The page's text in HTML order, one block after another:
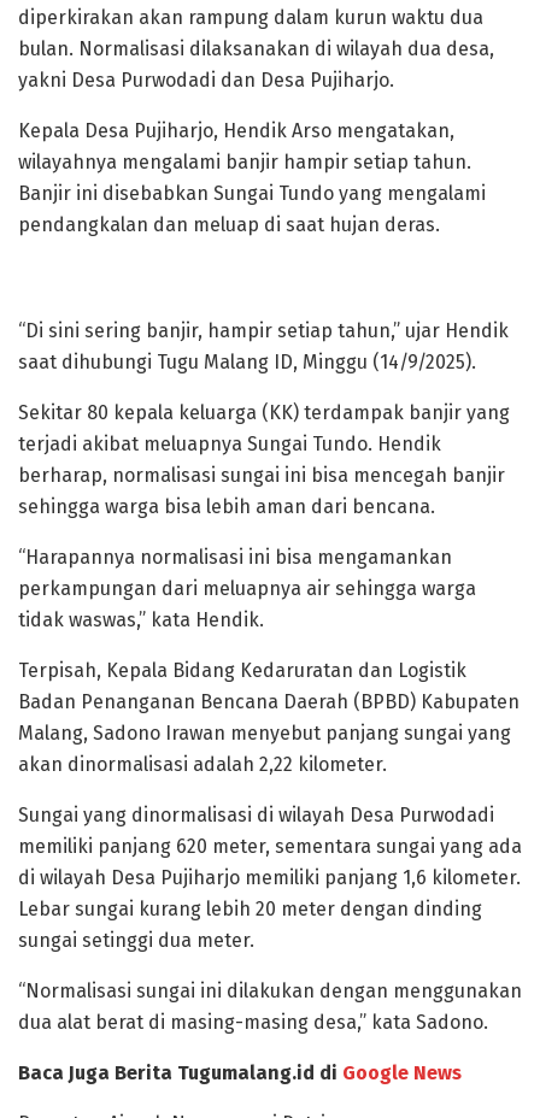
diperkirakan akan rampung dalam kurun waktu dua
bulan. Normalisasi dilaksanakan di wilayah dua desa,
yakni Desa Purwodadi dan Desa Pujiharjo.
Kepala Desa Pujiharjo, Hendik Arso mengatakan,
wilayahnya mengalami banjir hampir setiap tahun.
Banjir ini disebabkan Sungai Tundo yang mengalami
pendangkalan dan meluap di saat hujan deras.
“Di sini sering banjir, hampir setiap tahun,” ujar Hendik
saat dihubungi Tugu Malang ID, Minggu (14/9/2025).
Sekitar 80 kepala keluarga (KK) terdampak banjir yang
terjadi akibat meluapnya Sungai Tundo. Hendik
berharap, normalisasi sungai ini bisa mencegah banjir
sehingga warga bisa lebih aman dari bencana.
“Harapannya normalisasi ini bisa mengamankan
perkampungan dari meluapnya air sehingga warga
tidak waswas,” kata Hendik.
Terpisah, Kepala Bidang Kedaruratan dan Logistik
Badan Penanganan Bencana Daerah (BPBD) Kabupaten
Malang, Sadono Irawan menyebut panjang sungai yang
akan dinormalisasi adalah 2,22 kilometer.
Sungai yang dinormalisasi di wilayah Desa Purwodadi
memiliki panjang 620 meter, sementara sungai yang ada
di wilayah Desa Pujiharjo memiliki panjang 1,6 kilometer.
Lebar sungai kurang lebih 20 meter dengan dinding
sungai setinggi dua meter.
“Normalisasi sungai ini dilakukan dengan menggunakan
dua alat berat di masing-masing desa,” kata Sadono.
Baca Juga Berita Tugumalang.id di Google News